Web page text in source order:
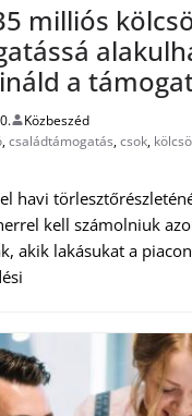
milliós
a
Közbeszéd
,családtámogatás,csok,
havi
kell számolniuk
akik lakásukat a